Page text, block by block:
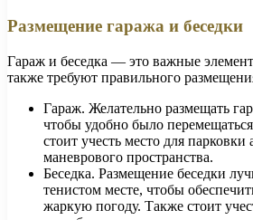
Размещение гаража и беседки
Гараж и беседка — это важные
также требуют правильного
Гараж. Желательно размещать
чтобы удобно было
стоит учесть место для
маневрового пространства.
Беседка. Размещение беседки
тенистом месте, чтобы
жаркую погоду. Также стоит